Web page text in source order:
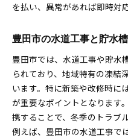
を払い、異常があれば即時対
豊田市の水道工事と貯水
豊田市では、水道工事や貯水
られており、地域特有の凍結
います。特に新築や改修時に
が重要なポイントとなります
携することで、冬季のトラブ
例えば、豊田市の水道工事で